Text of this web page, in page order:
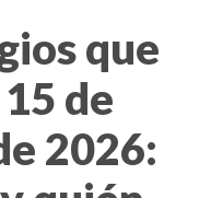
que
de
2026: